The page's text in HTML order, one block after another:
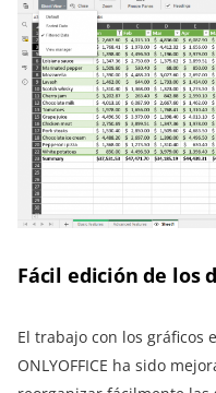
Fácil edición de los
El trabajo con los gráficos
ONLYOFFICE ha sido